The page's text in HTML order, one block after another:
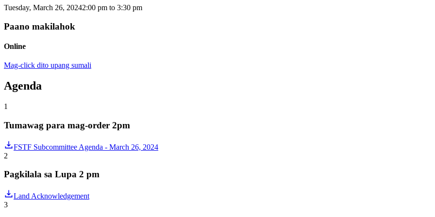
Tuesday, March 26, 20242:00 pm to 3:30 pm
Paano makilahok
Online
Mag-click dito upang sumali
Agenda
1
Tumawag para mag-order 2pm
FSTF Subcommittee Agenda - March 26, 2024
2
Pagkilala sa Lupa 2 pm
Land Acknowledgement
3